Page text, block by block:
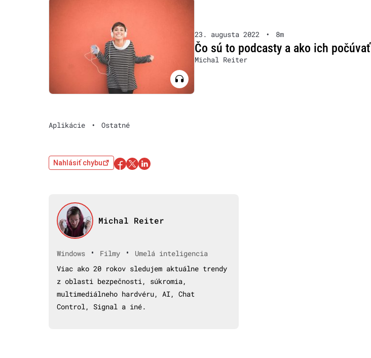
23. augusta 2022 • 8m
Čo sú to podcasty a ako ich počúvať
Michal Reiter
Aplikácie • Ostatné
Nahlásiť chybu
Michal Reiter
Windows • Filmy •
Umelá inteligencia
Viac ako 20 rokov sledujem aktuálne trendy
z oblasti bezpečnosti, súkromia,
multimediálneho hardvéru, AI, Chat
Control, Signal a iné.